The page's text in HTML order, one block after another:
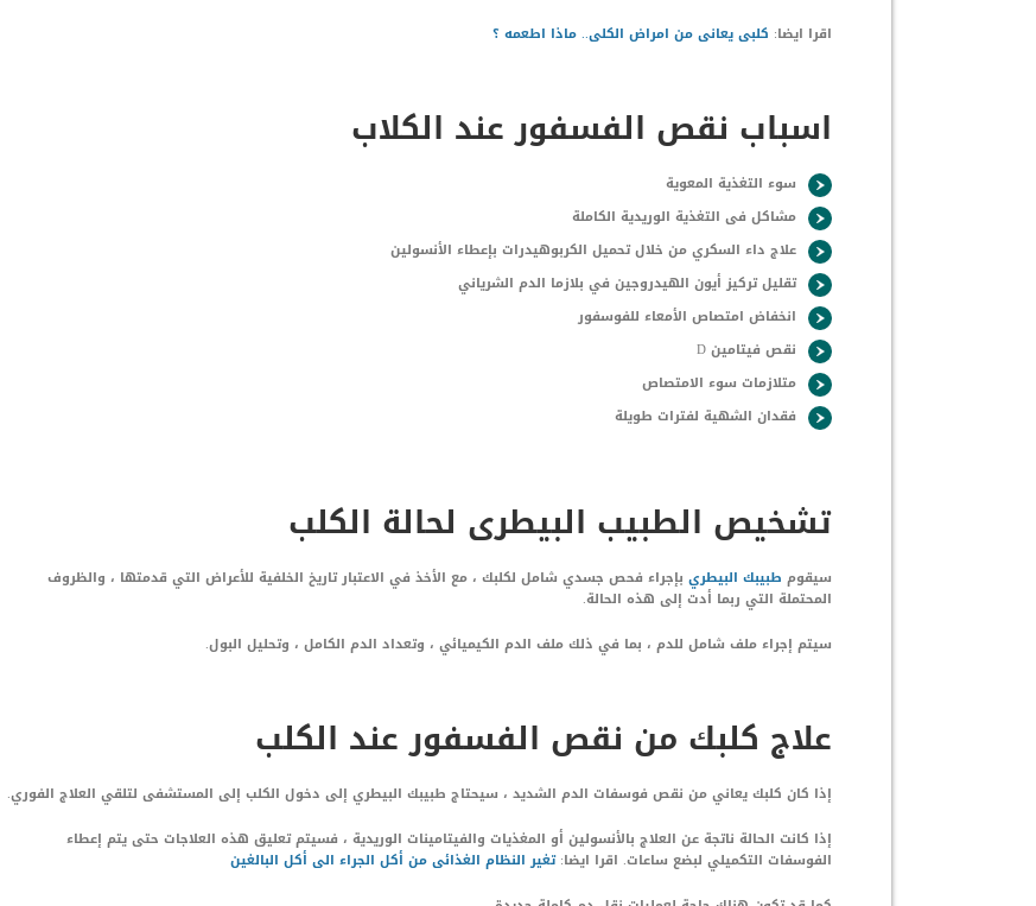
اقرا ايضا: كلبى يعانى من امراض الكلى.. ماذا اطعمه ؟
اسباب نقص الفسفور عند الكلاب
سوء التغذية المعوية
مشاكل فى التغذية الوريدية الكاملة
علاج داء السكري من خلال تحميل الكربوهيدرات بإعطاء الأنسولين
تقليل تركيز أيون الهيدروجين في بلازما الدم الشرياني
انخفاض امتصاص الأمعاء للفوسفور
نقص فيتامين D
متلازمات سوء الامتصاص
فقدان الشهية لفترات طويلة
تشخيص الطبيب البيطرى لحالة الكلب
سيقوم طبيبك البيطري بإجراء فحص جسدي شامل لكلبك ، مع الأخذ في الاعتبار تاريخ الخلفية للأعراض التي قدمتها ، والظروف
المحتملة التي ربما أدت إلى هذه الحالة.
سيتم إجراء ملف شامل للدم ، بما في ذلك ملف الدم الكيميائي ، وتعداد الدم الكامل ، وتحليل البول.
علاج كلبك من نقص الفسفور عند الكلب
إذا كان كلبك يعاني من نقص فوسفات الدم الشديد ، سيحتاج طبيبك البيطري إلى دخول الكلب إلى المستشفى لتلقي العلاج الفوري.
إذا كانت الحالة ناتجة عن العلاج بالأنسولين أو المغذيات والفيتامينات الوريدية ، فسيتم تعليق هذه العلاجات حتى يتم إعطاء
الفوسفات التكميلي لبضع ساعات. اقرا ايضا:تغير النظام الغذائى من أكل الجراء الى أكل البالغين